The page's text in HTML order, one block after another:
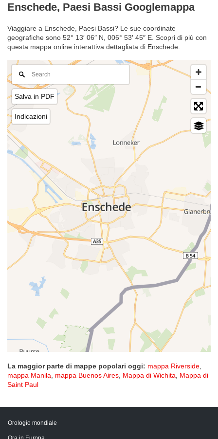
Enschede, Paesi Bassi Googlemappa
Viaggiare a Enschede, Paesi Bassi? Le sue coordinate
geografiche sono 52° 13′ 06″ N, 006° 53′ 45″ E. Scopri di più con
questa mappa online interattiva dettagliata di Enschede.
Salva in PDF
Indicazioni
La maggior parte di mappe popolari oggi: mappa Riverside,
mappa Manila, mappa Buenos Aires, Mappa di Wichita, Mappa di
Saint Paul
Orologio mondiale